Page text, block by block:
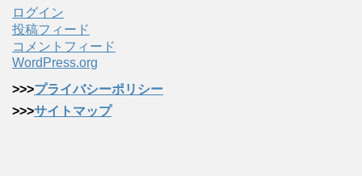
ログイン
投稿フィード
コメントフィード
WordPress.org
>>>プライバシーポリシー
>>>サイトマップ